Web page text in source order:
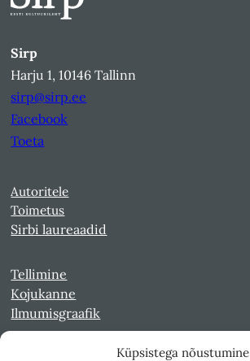
Küpsistega nõustumine
Sirp
Harju 1, 10146 Tallinn
sirp@sirp.ee
Facebook
Toeta
Autoritele
Toimetus
Sirbi laureaadid
Tellimine
Kojukanne
Ilmumisgraafik